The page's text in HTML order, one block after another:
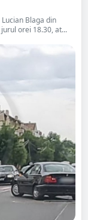
Blaga din
orei 18.30, at...